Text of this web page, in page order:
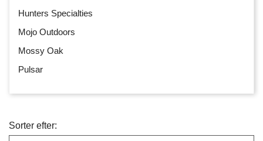
Hunters Specialties
Mojo Outdoors
Mossy Oak
Pulsar
Sorter efter: